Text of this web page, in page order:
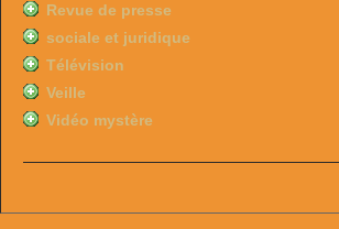
Revue de presse
sociale et juridique
Télévision
Veille
Vidéo mystère